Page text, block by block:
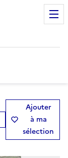
Ajouter
à ma
sélection